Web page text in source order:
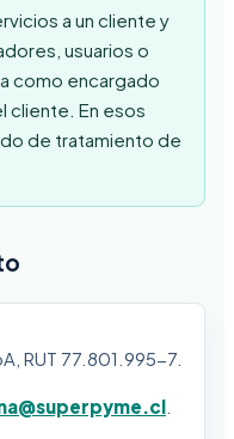
a un cliente y
usuarios o
como encargado
cliente. En esos
de tratamiento de
RUT 77.801.995-7.